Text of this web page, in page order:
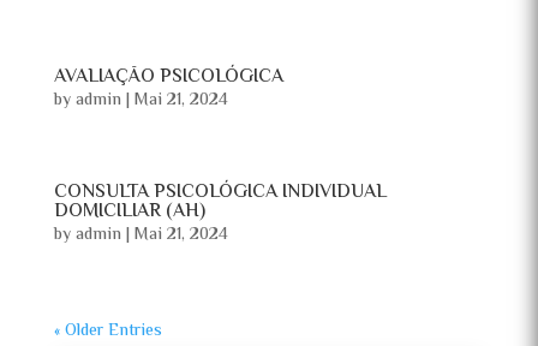
AVALIAÇÃO PSICOLÓGICA
byadmin | Mai 21, 2024
CONSULTA PSICOLÓGICA INDIVIDUAL
DOMICILIAR (AH)
byadmin | Mai 21, 2024
« Older Entries